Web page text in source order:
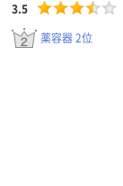
3.5
薬容器 2位